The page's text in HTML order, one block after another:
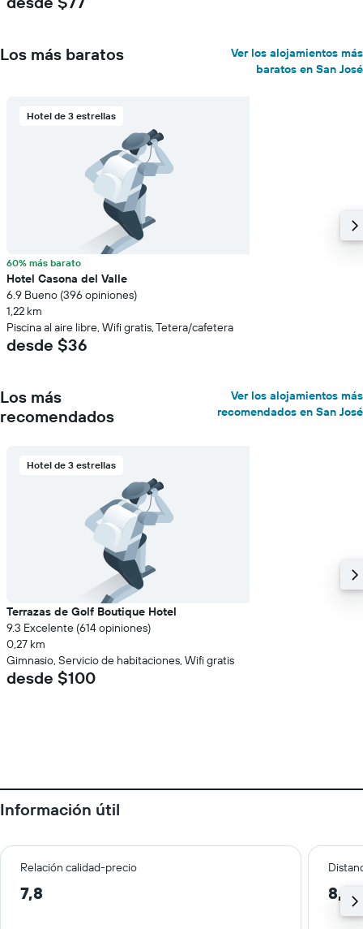
Los más baratos
Ver los alojamientos más
baratos en San José
Hotel de 3 estrellas
60% más barato
Hotel Casona del Valle
6.9 Bueno (396 opiniones)
1,22 km
Piscina al aire libre, Wifi gratis, Tetera/cafetera
desde $36
Los más
recomendados
Ver los alojamientos más
recomendados en San José
Hotel de 3 estrellas
Terrazas de Golf Boutique Hotel
9.3 Excelente (614 opiniones)
0,27 km
Gimnasio, Servicio de habitaciones, Wifi gratis
desde $100
Información útil
Relación calidad-precio
7,8 8,8